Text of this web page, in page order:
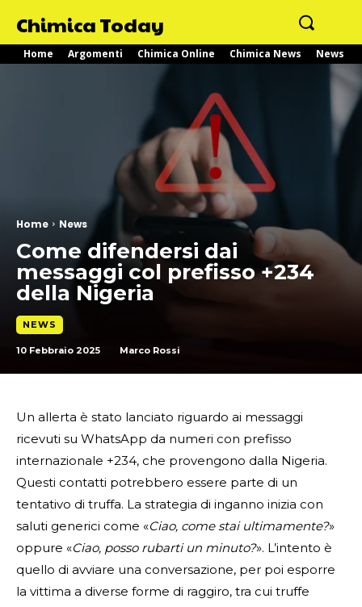
Chimica Today
Home Argomenti Chimica Online Chimica News News
Home News
Come difendersi dai
messaggi col prefisso +234
della Nigeria
NEWS
10 Febbraio 2025 Marco Rossi
Un allerta è stato lanciato riguardo ai messaggi
ricevuti su WhatsApp da numeri con prefisso
internazionale +234, che provengono dalla Nigeria.
Questi contatti potrebbero essere parte di un
tentativo di truffa. La strategia di inganno inizia con
saluti generici come «Ciao, come stai ultimamente?»
oppure «Ciao, posso rubarti un minuto?». L’intento è
quello di avviare una conversazione, per poi esporre
la vittima a diverse forme di raggiro, tra cui truffe